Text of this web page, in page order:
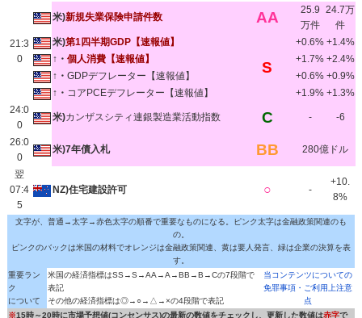
21:3
0
米)新規失業保険申請件数 AA
25.9
万件
24.7万
件
米)第1四半期GDP【速報値】
S
+0.6% +1.4%
↑・ 個人消費【速報値】 +1.7% +2.4%
↑・ GDPデフレーター【速報値】 +0.6% +0.9%
↑・ コアPCEデフレーター【速報値】 +1.9% +1.3%
24:0
0
米)カンザスシティ連銀製造業活動指数 C - -6
26:0
0
米)7年債入札 BB 280億ドル
翌
07:4
5
NZ)住宅建設許可 ○ -
+10.
8%
文字が、普通→太字→赤色太字の順番で重要なものになる。ピンク太字は金融政策関連のも
の。
ピンクのバックは米国の材料でオレンジは金融政策関連、黄は要人発言、緑は企業の決算を表
す。
重要ラン
ク
について
米国の経済指標はSS→S→AA→A→BB→B→Cの7段階で
表記
その他の経済指標は◎→○→△→×の4段階で表記
当コンテンツについての
免罪事項・ご利用上注意
点
※15時～20時に市場予想値(コンセンサス)の最新の数値をチェックし、更新した数値は赤字で